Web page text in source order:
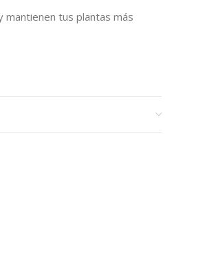
mantienen tus plantas más